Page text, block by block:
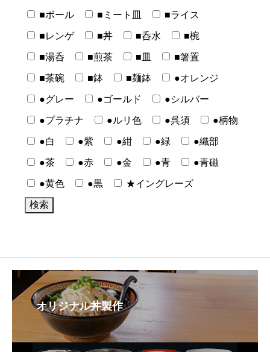
■ボール ■ミート皿 ■ライス
■レンゲ ■丼 ■呑水 ■椀
■湯呑 ■煎茶 ■皿 ■箸置
■茶碗 ■鉢 ■麺鉢 ●オレンジ
●グレー ●ゴールド ●シルバー
●プラチナ ●ルリ色 ●呉須 ●柄物
●白 ●紫 ●紺 ●緑 ●織部
●茶 ●赤 ●金 ●青 ●青磁
●黄色 ●黒 ★イングレーズ
オリジナル丼製作